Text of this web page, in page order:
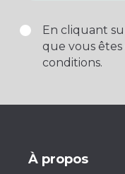
En cliquant
que vous
conditions.
À propos